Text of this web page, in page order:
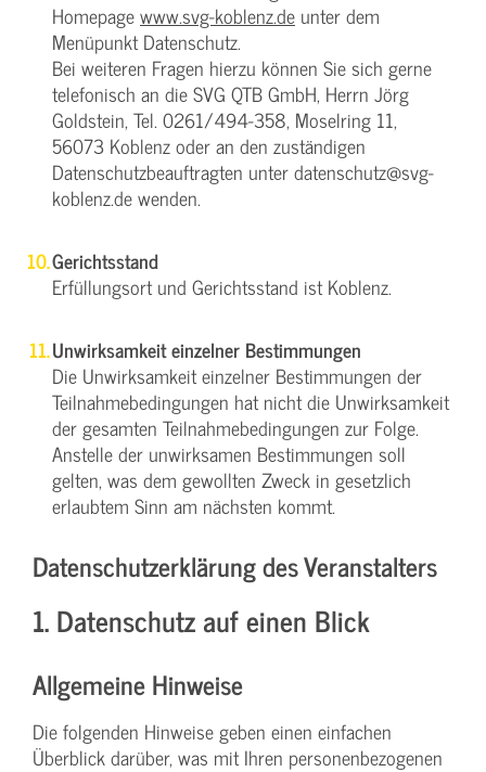
Homepagewww.svg-koblenz.de unter dem
Menüpunkt Datenschutz.
Bei weiteren Fragen hierzu können Sie sich gerne
telefonisch an die SVG QTB GmbH, Herrn Jörg
Goldstein, Tel. 0261/494-358, Moselring 11,
56073 Koblenz oder an den zuständigen
Datenschutzbeauftragten unter datenschutz@svg-
koblenz.de wenden.
Gerichtsstand
Erfüllungsort und Gerichtsstand ist Koblenz.
Unwirksamkeit einzelner Bestimmungen
Die Unwirksamkeit einzelner Bestimmungen der
Teilnahmebedingungen hat nicht die Unwirksamkeit
der gesamten Teilnahmebedingungen zur Folge.
Anstelle der unwirksamen Bestimmungen soll
gelten, was dem gewollten Zweck in gesetzlich
erlaubtem Sinn am nächsten kommt.
Datenschutzerklärung des Veranstalters
1. Datenschutz auf einen Blick
Allgemeine Hinweise
Die folgenden Hinweise geben einen einfachen
Überblick darüber, was mit Ihren personenbezogenen